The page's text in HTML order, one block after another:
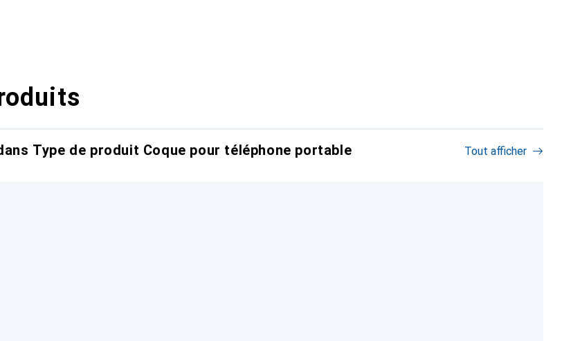
Type de produit Coque pour téléphone portable Tout afficher